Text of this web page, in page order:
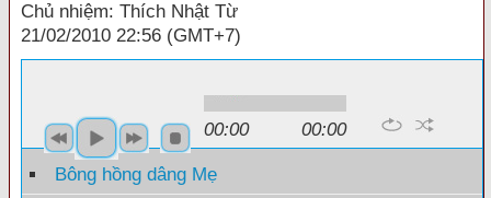
Chủ nhiệm: Thích Nhật Từ
21/02/2010 22:56 (GMT+7)
00:00 00:00
Bông hồng dâng Mẹ